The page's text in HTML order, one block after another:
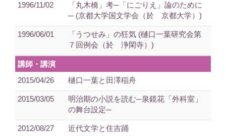
1996/11/02
「丸木橋」考─「にごりえ」論のために
─ (京都大学国文学会（於 京都大学）)
1996/06/01
「うつせみ」の狂気 (樋口一葉研究会第
７回例会（於 浄閑寺）)
講師・講演
2015/04/26
樋口一葉と田澤稲舟
2015/03/05
明治期の小説を読む─泉鏡花「外科室」
の舞台設定─
2012/08/27 近代文学と住吉踊